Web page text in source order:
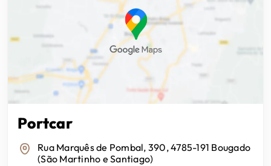
Sistema de Controle de Pressão dos Pneus
Sistema de estacionamento autónomo
Sistema SOS
TCS Sistema de Control de Tracção
USB bancos traseiros
Ar Condicionado
Portcar
Rua Marquês de Pombal, 390, 4785-191 Bougado
(São Martinho e Santiago)